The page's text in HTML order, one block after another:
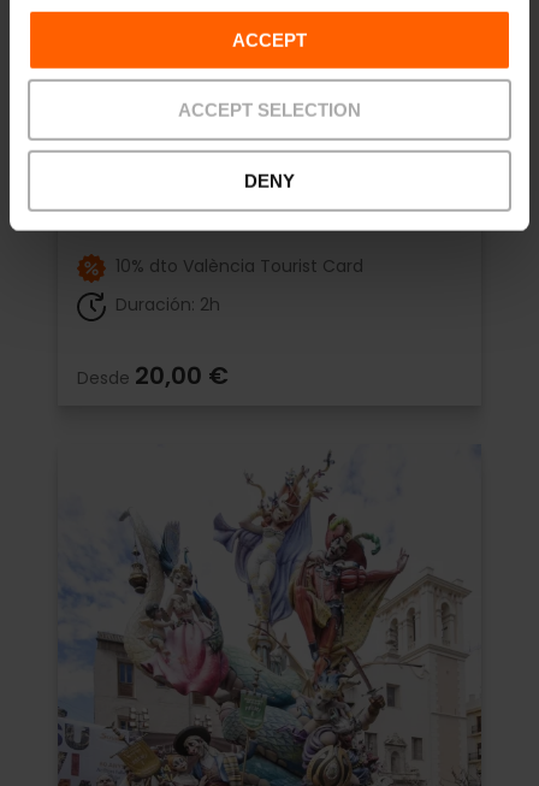
ACCEPT
ACCEPT SELECTION
DENY
Visita guiada "Sorolla, el pintor de
5 - 2 opiniones
10% dto València Tourist Card
Duración: 2h
Desde 20,00 €